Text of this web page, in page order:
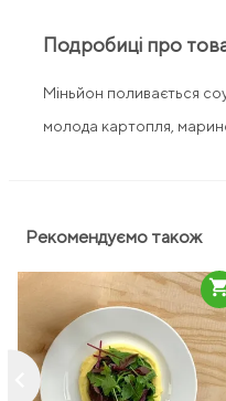
Подробиці про
Міньйон поливається
молода картопля,
Рекомендуємо також